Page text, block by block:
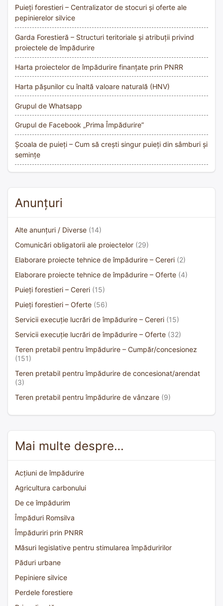
Puieți forestieri – Centralizator de stocuri și oferte ale
pepinierelor silvice
Garda Forestieră – Structuri teritoriale și atribuții privind
proiectele de împădurire
Harta proiectelor de împădurire finanțate prin PNRR
Harta pășunilor cu înaltă valoare naturală (HNV)
Grupul de Whatsapp
Grupul de Facebook „Prima Împădurire”
Școala de puieți – Cum să crești singur puieți din sâmburi și
semințe
Anunțuri
Alte anunțuri / Diverse (14)
Comunicări obligatorii ale proiectelor (29)
Elaborare proiecte tehnice de împădurire – Cereri (2)
Elaborare proiecte tehnice de împădurire – Oferte (4)
Puieți forestieri – Cereri (15)
Puieți forestieri – Oferte (56)
Servicii execuție lucrări de împădurire – Cereri (15)
Servicii execuție lucrări de împădurire – Oferte (32)
Teren pretabil pentru împădurire – Cumpăr/concesionez
(151)
Teren pretabil pentru împădurire de concesionat/arendat
(3)
Teren pretabil pentru împădurire de vânzare (9)
Mai multe despre…
Acțiuni de împădurire
Agricultura carbonului
De ce împădurim
Împăduri Romsilva
Împăduriri prin PNRR
Măsuri legislative pentru stimularea împăduririlor
Păduri urbane
Pepiniere silvice
Perdele forestiere